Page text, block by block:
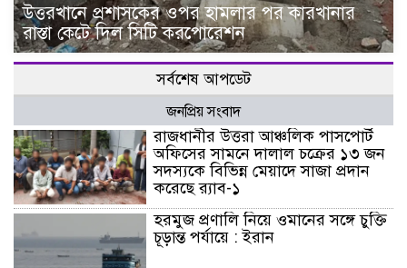
উত্তরখানে প্রশাসকের ওপর হামলার পর কারখানার
রাস্তা কেটে দিল সিটি করপোরেশন
সর্বশেষ আপডেট
জনপ্রিয় সংবাদ
রাজধানীর উত্তরা আঞ্চলিক পাসপোর্ট
অফিসের সামনে দালাল চক্রের ১৩ জন
সদস্যকে বিভিন্ন মেয়াদে সাজা প্রদান
করেছে র‌্যাব-১
হরমুজ প্রণালি নিয়ে ওমানের সঙ্গে চুক্তি
চূড়ান্ত পর্যায়ে : ইরান